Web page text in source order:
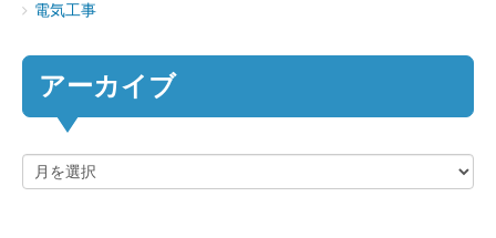
電気工事
アーカイブ